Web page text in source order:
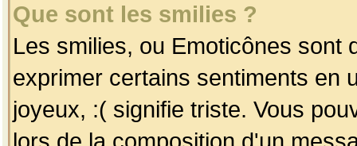
Que sont les smilies ?
Les smilies, ou Emoticônes sont
exprimer certains sentiments en
joyeux, :( signifie triste. Vous